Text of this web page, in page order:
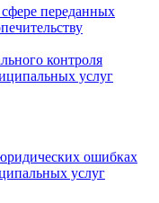
переданных
контроля
услуг
ошибках
услуг